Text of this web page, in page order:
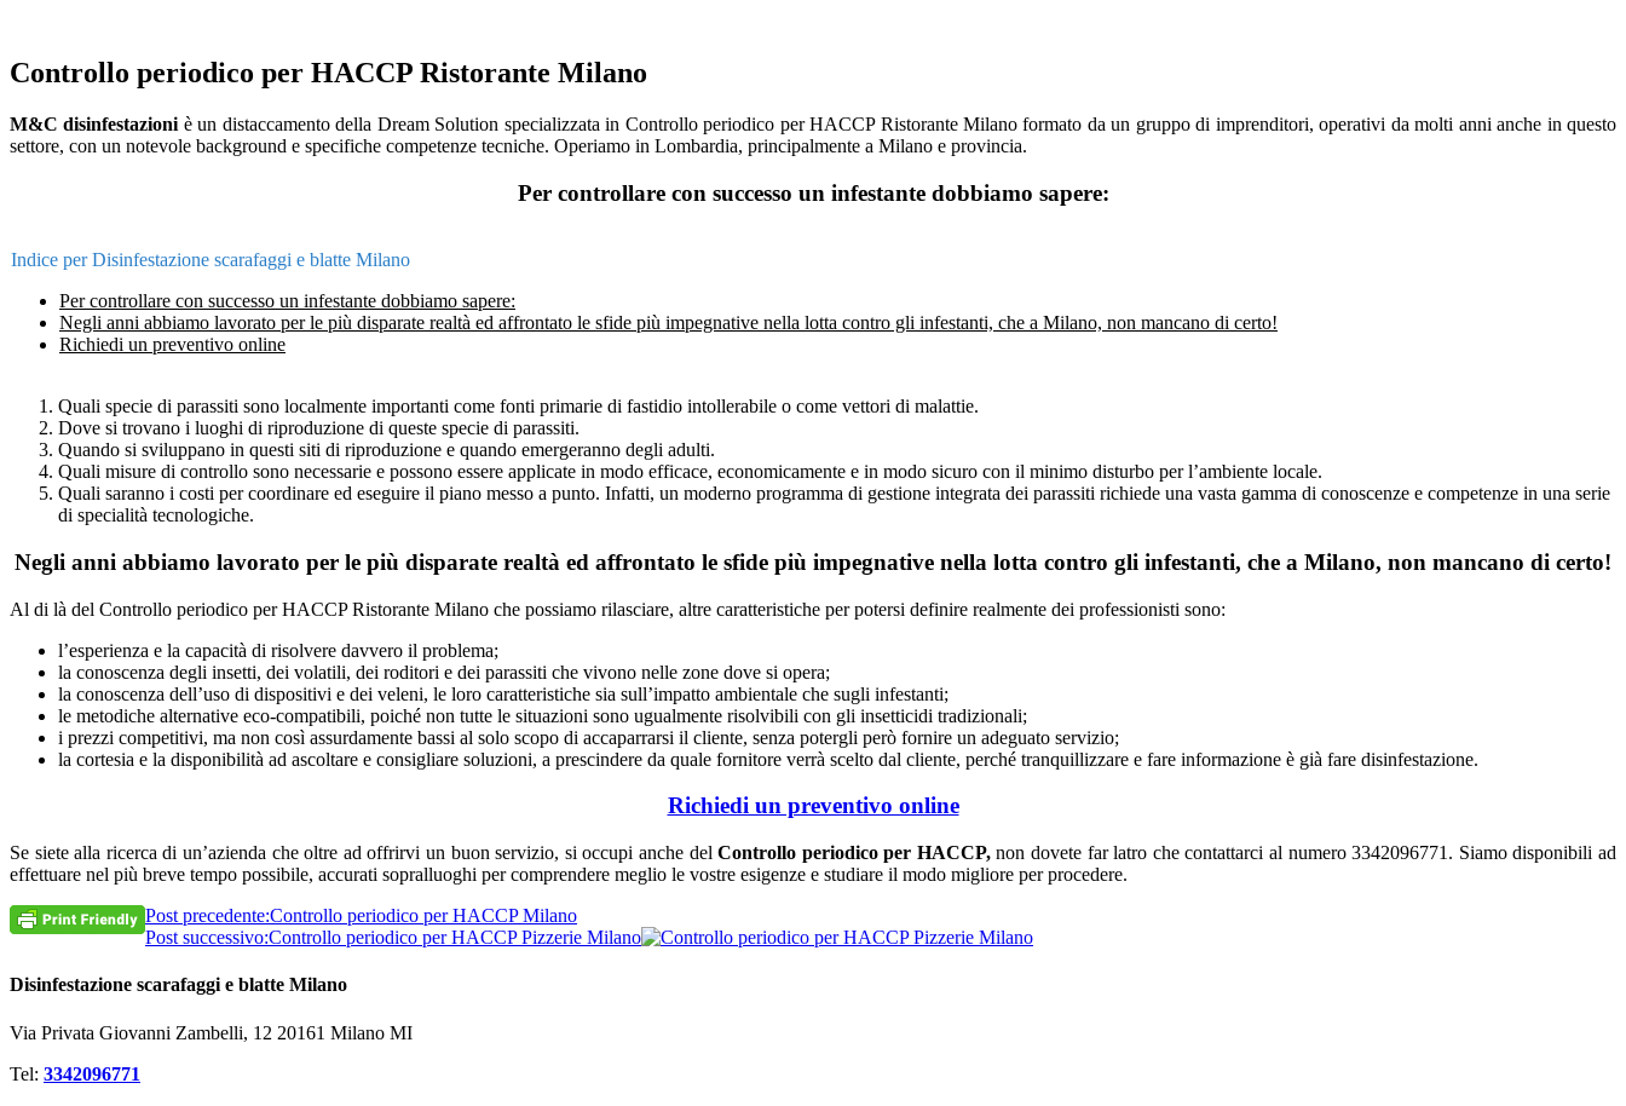
Controllo periodico per HACCP Ristorante Milano
M&C disinfestazioni è un distaccamento della Dream Solution specializzata in Controllo periodico per HACCP Ristorante Milano formato da un gruppo di imprenditori, operativi da molti anni anche in questo
settore, con un notevole background e specifiche competenze tecniche. Operiamo in Lombardia, principalmente a Milano e provincia.
Per controllare con successo un infestante dobbiamo sapere:
Indice per Disinfestazione scarafaggi e blatte Milano
Per controllare con successo un infestante dobbiamo sapere:
Negli anni abbiamo lavorato per le più disparate realtà ed affrontato le sfide più impegnative nella lotta contro gli infestanti, che a Milano, non mancano di certo!
Richiedi un preventivo online
Quali specie di parassiti sono localmente importanti come fonti primarie di fastidio intollerabile o come vettori di malattie.
Dove si trovano i luoghi di riproduzione di queste specie di parassiti.
Quando si sviluppano in questi siti di riproduzione e quando emergeranno degli adulti.
Quali misure di controllo sono necessarie e possono essere applicate in modo efficace, economicamente e in modo sicuro con il minimo disturbo per l’ambiente locale.
Quali saranno i costi per coordinare ed eseguire il piano messo a punto. Infatti, un moderno programma di gestione integrata dei parassiti richiede una vasta gamma di conoscenze e competenze in una serie
di specialità tecnologiche.
Negli anni abbiamo lavorato per le più disparate realtà ed affrontato le sfide più impegnative nella lotta contro gli infestanti, che a Milano, non mancano di certo!
Al di là del Controllo periodico per HACCP Ristorante Milano che possiamo rilasciare, altre caratteristiche per potersi definire realmente dei professionisti sono:
l’esperienza e la capacità di risolvere davvero il problema;
la conoscenza degli insetti, dei volatili, dei roditori e dei parassiti che vivono nelle zone dove si opera;
la conoscenza dell’uso di dispositivi e dei veleni, le loro caratteristiche sia sull’impatto ambientale che sugli infestanti;
le metodiche alternative eco-compatibili, poiché non tutte le situazioni sono ugualmente risolvibili con gli insetticidi tradizionali;
i prezzi competitivi, ma non così assurdamente bassi al solo scopo di accaparrarsi il cliente, senza potergli però fornire un adeguato servizio;
la cortesia e la disponibilità ad ascoltare e consigliare soluzioni, a prescindere da quale fornitore verrà scelto dal cliente, perché tranquillizzare e fare informazione è già fare disinfestazione.
Richiedi un preventivo online
Se siete alla ricerca di un’azienda che oltre ad offrirvi un buon servizio, si occupi anche delControllo periodico per HACCP,non dovete far latro che contattarci al numero 3342096771. Siamo disponibili ad
effettuare nel più breve tempo possibile, accurati sopralluoghi per comprendere meglio le vostre esigenze e studiare il modo migliore per procedere.
Post precedente:Controllo periodico per HACCP Milano
Post successivo:Controllo periodico per HACCP Pizzerie Milano
Disinfestazione scarafaggi e blatte Milano
Via Privata Giovanni Zambelli, 12 20161 Milano MI
Tel: 3342096771